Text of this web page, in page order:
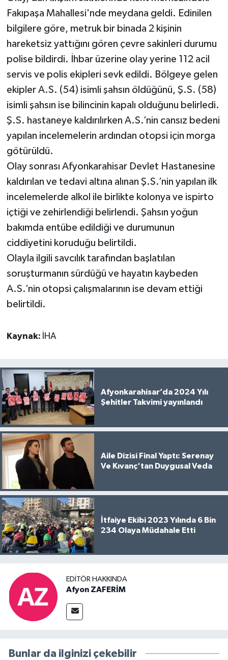
Fakıpaşa Mahallesi'nde meydana geldi. Edinilen
bilgilere göre, metruk bir binada 2 kişinin
hareketsiz yattığını gören çevre sakinleri durumu
polise bildirdi. İhbar üzerine olay yerine 112 acil
servis ve polis ekipleri sevk edildi. Bölgeye gelen
ekipler A.S. (54) isimli şahsın öldüğünü, Ş.S. (58)
isimli şahsın ise bilincinin kapalı olduğunu belirledi.
Ş.S. hastaneye kaldırılırken A.S.’nin cansız bedeni
yapılan incelemelerin ardından otopsi için morga
götürüldü.
Olay sonrası Afyonkarahisar Devlet Hastanesine
kaldırılan ve tedavi altına alınan Ş.S.’nin yapılan ilk
incelemelerde alkol ile birlikte kolonya ve ispirto
içtiği ve zehirlendiği belirlendi. Şahsın yoğun
bakımda entübe edildiği ve durumunun
ciddiyetini koruduğu belirtildi.
Olayla ilgili savcılık tarafından başlatılan
soruşturmanın sürdüğü ve hayatın kaybeden
A.S.’nin otopsi çalışmalarının ise devam ettiği
belirtildi.
Kaynak: İHA
Afyonkarahisar’da 2024 Yılı
Şehitler Takvimi yayınlandı
Aile Dizisi Final Yaptı: Serenay
Ve Kıvanç'tan Duygusal Veda
İtfaiye Ekibi 2023 Yılında 6 Bin
234 Olaya Müdahale Etti
EDITÖR HAKKINDA
Afyon ZAFERİM
Bunlar da ilginizi çekebilir